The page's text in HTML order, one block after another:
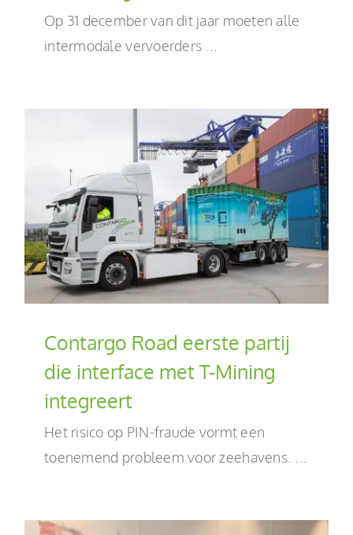
Op 31 december van dit jaar moeten alle
intermodale vervoerders ...
Contargo Road eerste partij
die interface met T-Mining
integreert
Het risico op PIN-fraude vormt een
toenemend probleem voor zeehavens. ...